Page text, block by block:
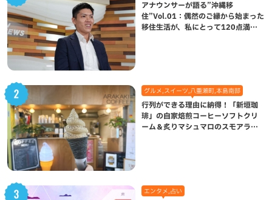
アナウンサーが語る”沖縄移
住”Vol.01：偶然のご縁から始まった
移住生活が、私にとって120点満点
グルメ,スイーツ,八重瀬町,本島南部
行列ができる理由に納得！「新垣珈
琲」の自家焙煎コーヒーソフトクリ
ーム＆炙りマシュマロのスモアラテ
エンタメ,占い